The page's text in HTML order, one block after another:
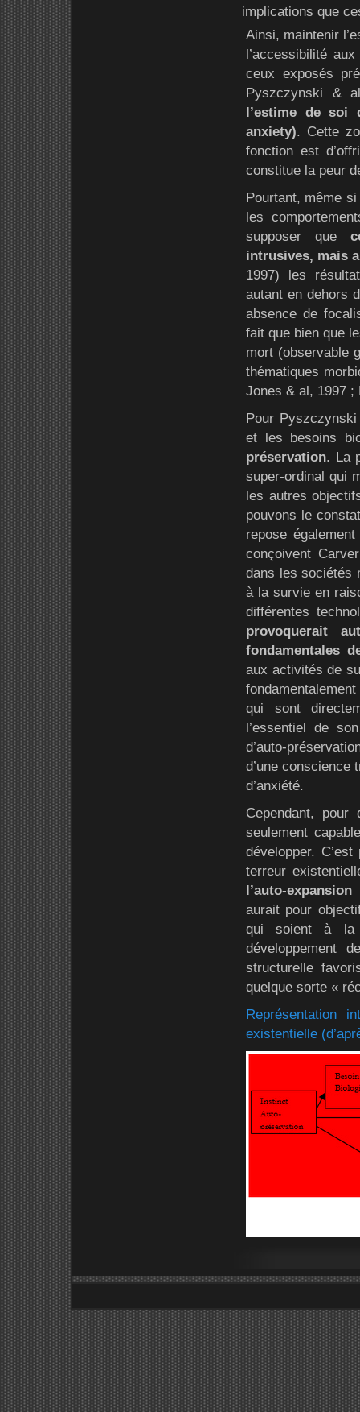
implications que
Ainsi, maintenir
l’accessibilité
ceux exposés
Pyszczynski &
l’estime de soi
anxiety). Cette
fonction est
constitue la peur
Pourtant, même
les
supposer que
intrusives, mais
1997) les
autant en dehors
absence de
fait que bien que
mort (observable
thématiques
Jones & al, 1997
Pour
et les besoins
préservation. La
super-ordinal qui
les autres
pouvons le
repose
conçoivent
dans les sociétés
à la survie en
différentes
provoquerait
fondamentales
aux activités de
qui sont
l’essentiel de
d’auto-
d’une conscience
d’anxiété.
Cependant,
seulement
développer.
terreur
l’auto-expansion
aurait pour
qui soient à la
développement
structurelle
quelque sorte «
Représentation
existentielle